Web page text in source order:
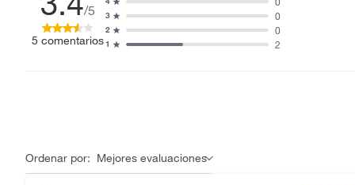
/5
5 comentarios1 2
2 0
3 0
Ordenar por: Mejores evaluaciones